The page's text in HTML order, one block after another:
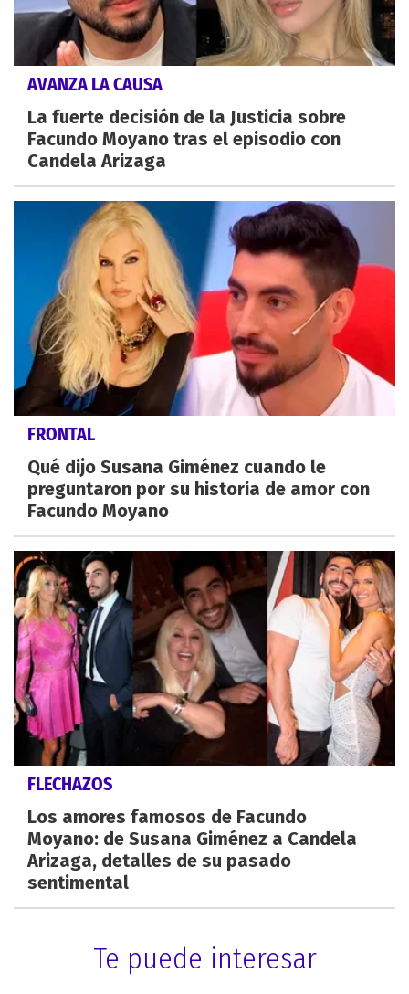
AVANZA LA CAUSA
La fuerte decisión de la Justicia sobre
Facundo Moyano tras el episodio con
Candela Arizaga
FRONTAL
Qué dijo Susana Giménez cuando le
preguntaron por su historia de amor con
Facundo Moyano
FLECHAZOS
Los amores famosos de Facundo
Moyano: de Susana Giménez a Candela
Arizaga, detalles de su pasado
sentimental
Te puede interesar